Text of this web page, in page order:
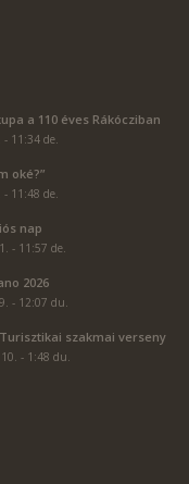
a 110 éves Rákócziban
11:34 de.
oké?”
11:48 de.
nap
- 11:57 de.
2026
- 12:07 du.
Turisztikai szakmai verseny
- 1:48 du.